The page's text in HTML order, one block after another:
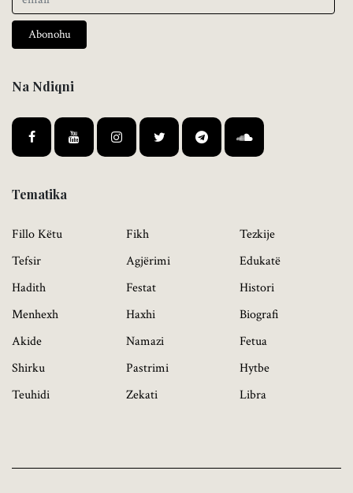
Abonohu
Na Ndiqni
Tematika
Fillo Këtu
Tefsir
Hadith
Menhexh
Akide
Shirku
Teuhidi
Fikh
Agjërimi
Festat
Haxhi
Namazi
Pastrimi
Zekati
Tezkije
Edukatë
Histori
Biografi
Fetua
Hytbe
Libra